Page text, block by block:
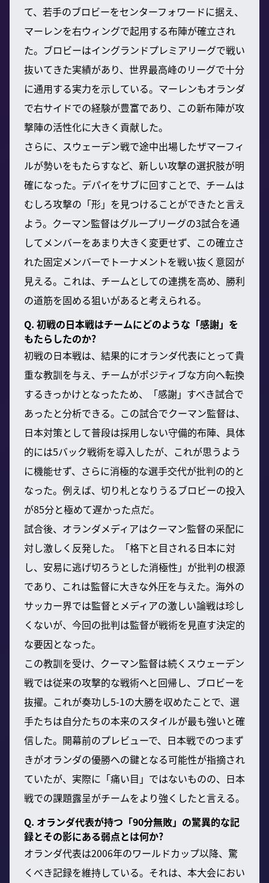
て、若手のブロビーをセンターフォワードに据え、
マーレンを右ウィングで起用する布陣が確立され
た。ブロビーはイングランドプレミアリーグで戦い
抜いてきた実績があり、世界最高峰のリーグで十分
に通用する実力を示している。マーレンもオランダ
で右サイドでの経験が豊富であり、この新布陣が攻
撃陣の活性化に大きく貢献した。
さらに、スウェーデン戦で途中出場したザマーフィ
ルが勢いをもたらすなど、新しい攻撃の選択肢が明
確になった。デパイをサブに回すことで、チームは
むしろ攻撃の「形」を見つけることができたと言え
よう。クーマン監督はグループリーグの3試合を通
してメンバーをあまり大きく変更せず、この確立さ
れた固定メンバーでトーナメントを戦い抜く意図が
見える。これは、チームとしての連携を高め、勝利
の道筋を固める狙いがあると考えられる。
Q. 初戦の日本戦はチームにどのような「感謝」を
もたらしたのか?
初戦の日本戦は、結果的にオランダ代表にとって貴
重な教訓を与え、チームがポジティブな方向へ転換
するきっかけとなったため、「感謝」すべき試合で
あったと分析できる。この試合でクーマン監督は、
日本対策として普段は採用しない守備的布陣、具体
的には5バック戦術を導入したが、これが思うよう
に機能せず、さらに消極的な選手交代が批判の的と
なった。例えば、切り札となりうるブロビーの投入
が85分と極めて遅かった点だ。
試合後、オランダメディアはクーマン監督の采配に
対し激しく反発した。「格下と目される日本に対
し、安易に逃げ切ろうとした消極性」が批判の根源
であり、これは監督に大きな外圧を与えた。海外の
サッカー界では監督とメディアの激しい論戦は珍し
くないが、今回の批判は監督が戦術を見直す決定的
な要因となった。
この教訓を受け、クーマン監督は続くスウェーデン
戦では従来の攻撃的な戦術へと回帰し、ブロビーを
抜擢。これが奏功し5-1の大勝を収めたことで、選
手たちは自分たちの本来のスタイルが最も強いと確
信した。開幕前のプレビューで、日本戦でのつまず
きがオランダの優勝への鍵となる可能性が指摘され
ていたが、実際に「痛い目」ではないものの、日本
戦での課題露呈がチームをより強くしたと言える。
Q. オランダ代表が持つ「90分無敗」の驚異的な記
録とその影にある弱点とは何か?
オランダ代表は2006年のワールドカップ以降、驚
くべき記録を維持している。それは、本大会におい